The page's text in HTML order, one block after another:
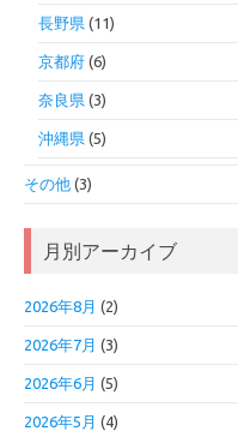
長野県 (11)
京都府 (6)
奈良県 (3)
沖縄県 (5)
その他 (3)
月別アーカイブ
2026年8月 (2)
2026年7月 (3)
2026年6月 (5)
2026年5月 (4)